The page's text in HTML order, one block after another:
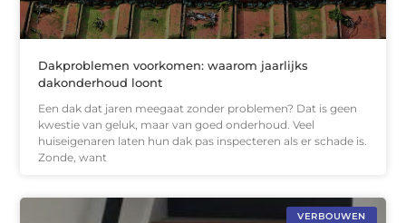
Dakproblemen voorkomen: waarom jaarlijks
dakonderhoud loont
Een dak dat jaren meegaat zonder problemen? Dat is geen
kwestie van geluk, maar van goed onderhoud. Veel
huiseigenaren laten hun dak pas inspecteren als er schade is.
Zonde, want
VERBOUWEN